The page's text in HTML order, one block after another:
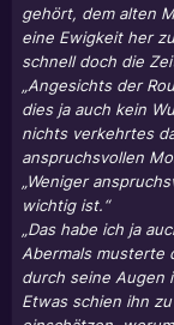
gehört, dem alten
eine Ewigkeit her
schnell doch die
„Angesichts der
dies ja auch kein
nichts verkehrtes
anspruchsvollen
„Weniger
wichtig ist.“
„Das habe ich ja
Abermals musterte
durch seine Augen
Etwas schien ihn